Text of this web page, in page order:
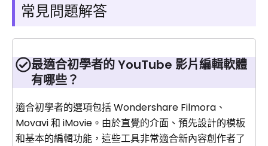
常見問題解答
最適合初學者的 YouTube 影片編輯軟體
有哪些？
適合初學者的選項包括 Wondershare Filmora、
Movavi 和 iMovie。由於直覺的介面、預先設計的模板
和基本的編輯功能，這些工具非常適合新內容創作者了